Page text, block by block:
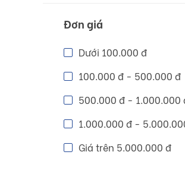
Đơn giá
Dưới 100.000 đ
100.000 đ - 500.000 đ
500.000 đ - 1.000.000
1.000.000 đ -
Giá trên 5.000.000 đ